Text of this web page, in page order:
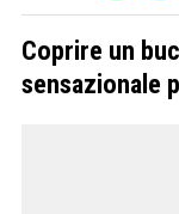
Coprire un
sensazionale